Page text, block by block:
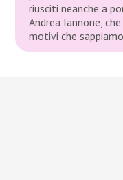
riusciti neanche a
Andrea Iannone,
motivi che